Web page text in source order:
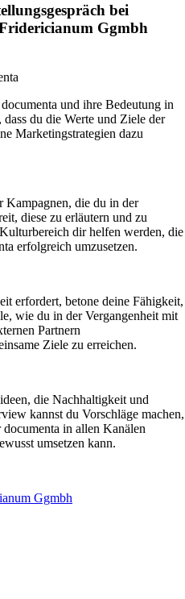
bei
Ggmbh
und ihre Bedeutung in
du die Werte und Ziele der
Marketingstrategien dazu
Kampagnen, die du in der
diese zu erläutern und zu
dir helfen werden, die
erfolgreich umzusetzen.
erfordert, betone deine Fähigkeit,
wie du in der Vergangenheit mit
Partnern
Ziele zu erreichen.
die Nachhaltigkeit und
kannst du Vorschläge machen,
in allen Kanälen
umsetzen kann.
Ggmbh